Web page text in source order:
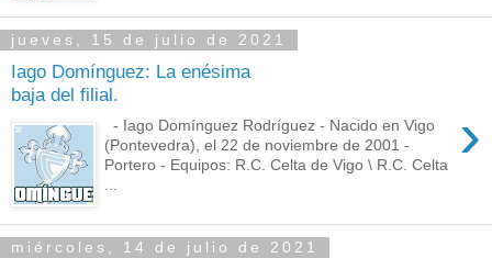
jueves, 15 de julio de 2021
Iago Domínguez: La enésima
baja del filial.
›
- Iago Domínguez Rodríguez - Nacido en Vigo
(Pontevedra), el 22 de noviembre de 2001 -
Portero - Equipos: R.C. Celta de Vigo \ R.C. Celta
...
miércoles, 14 de julio de 2021